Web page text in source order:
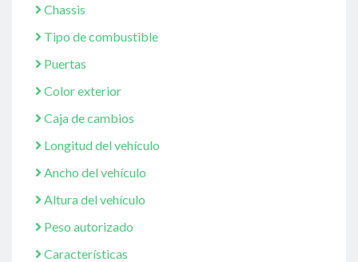
Chassis
Tipo de combustible
Puertas
Color exterior
Caja de cambios
Longitud del vehículo
Ancho del vehículo
Altura del vehículo
Peso autorizado
Características